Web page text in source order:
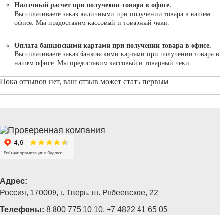
Наличный расчет при получении товара в офисе.
Вы оплачиваете заказ наличными при получении товара в нашем
офисе. Мы предоставим кассовый и товарный чеки.
Оплата банковскими картами при получении товара в офисе.
Вы оплачиваете заказ банковскими картами при получении товара в
нашем офисе. Мы предоставим кассовый и товарный чеки.
Пока отзывов нет, ваш отзыв может стать первым
Адрес:
Россия, 170009, г. Тверь, ш. Рябеевское, 22
Телефоны: 8 800 775 10 10, +7 4822 41 65 05